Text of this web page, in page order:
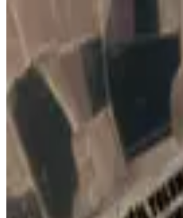
Eğil Yoluna
66 Metre Yol
Eğil, Oyalı
4550 m²
3.580.000 ₺
makro lıfe gayrimenkulibrahim